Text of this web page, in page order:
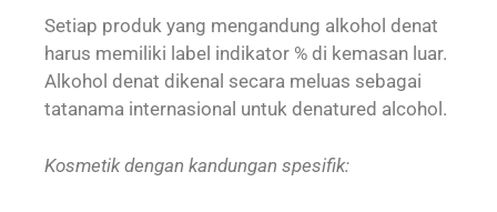
Setiap produk yang mengandung alkohol denat
harus memiliki label indikator % di kemasan luar.
Alkohol denat dikenal secara meluas sebagai
tatanama internasional untuk denatured alcohol.
Kosmetik dengan kandungan spesifik: